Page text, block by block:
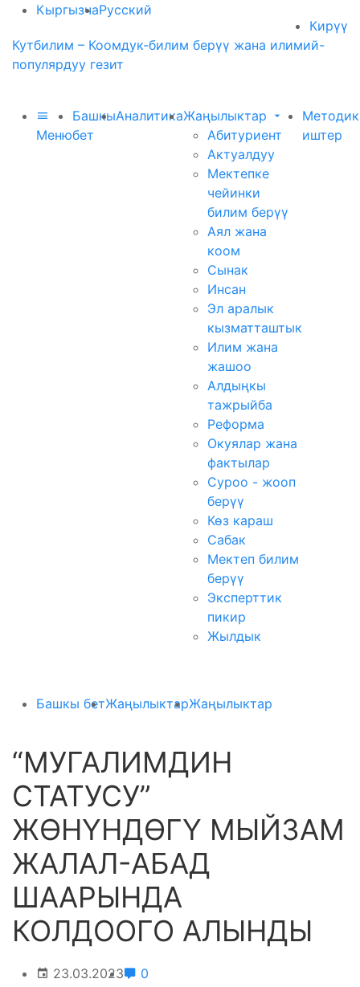
КыргызчаРусский
Кирүү
Кутбилим – Коомдук-билим берүү жана илимий-
популярдуу гезит
Меню
Башкы
бет
АналитикаЖаңылыктар
Абитуриент
Актуалдуу
Мектепке
чейинки
билим берүү
Аял жана
коом
Сынак
Инсан
Эл аралык
кызматташтык
Илим жана
жашоо
Алдыңкы
тажрыйба
Реформа
Окуялар жана
фактылар
Суроо - жооп
берүү
Көз караш
Сабак
Мектеп билим
берүү
Эксперттик
пикир
Жылдык
иштер
Башкы бетЖаңылыктарЖаңылыктар
“МУГАЛИМДИН
СТАТУСУ”
ЖӨНҮНДӨГҮ МЫЙЗАМ
ЖАЛАЛ-АБАД
ШААРЫНДА
КОЛДООГО АЛЫНДЫ
23.03.2023 0